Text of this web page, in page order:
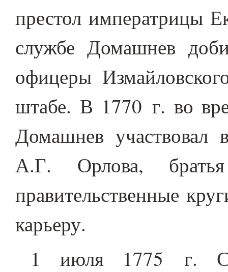
престол императрицы
службе Домашнев
офицеры
штабе. В 1770 г. во
Домашнев участвовал
А.Г. Орлова,
правительственные
карьеру.
1 июля 1775 г.